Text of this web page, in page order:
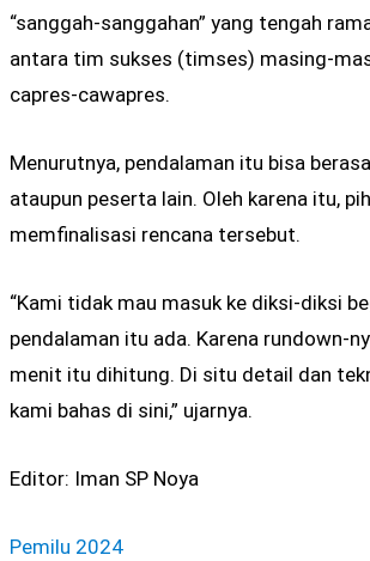
“sanggah-sanggahan” yang tengah
antara tim sukses (timses) masing-
capres-cawapres.
Menurutnya, pendalaman itu bisa
ataupun peserta lain. Oleh karena itu,
memfinalisasi rencana tersebut.
“Kami tidak mau masuk ke diksi-diksi
pendalaman itu ada. Karena rundown-
menit itu dihitung. Di situ detail dan
kami bahas di sini,” ujarnya.
Editor: Iman SP Noya
Pemilu 2024